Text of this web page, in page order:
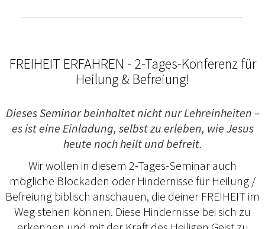
FREIHEIT ERFAHREN - 2-Tages-Konferenz für
Heilung & Befreiung!
Dieses Seminar beinhaltet nicht nur Lehreinheiten –
es ist eine Einladung, selbst zu erleben, wie Jesus
heute noch heilt und befreit.
Wir wollen in diesem 2-Tages-Seminar auch
mögliche Blockaden oder Hindernisse für Heilung /
Befreiung biblisch anschauen, die deiner FREIHEIT im
Weg stehen können. Diese Hindernisse bei sich zu